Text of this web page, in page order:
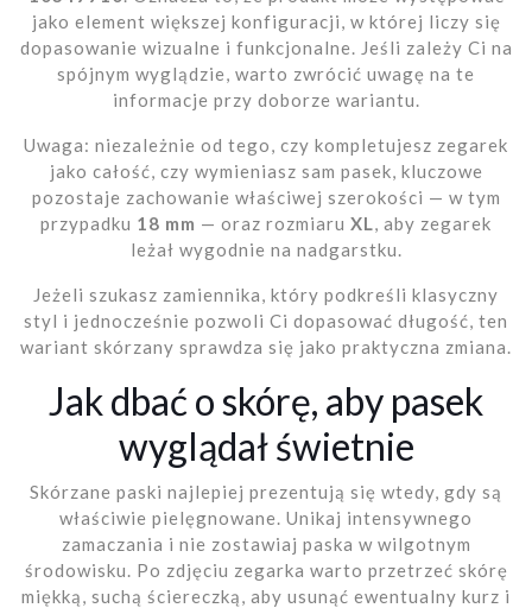
jako element większej konfiguracji, w której liczy się
dopasowanie wizualne i funkcjonalne. Jeśli zależy Ci na
spójnym wyglądzie, warto zwrócić uwagę na te
informacje przy doborze wariantu.
Uwaga: niezależnie od tego, czy kompletujesz zegarek
jako całość, czy wymieniasz sam pasek, kluczowe
pozostaje zachowanie właściwej szerokości — w tym
przypadku 18 mm — oraz rozmiaru XL, aby zegarek
leżał wygodnie na nadgarstku.
Jeżeli szukasz zamiennika, który podkreśli klasyczny
styl i jednocześnie pozwoli Ci dopasować długość, ten
wariant skórzany sprawdza się jako praktyczna zmiana.
Jak dbać o skórę, aby pasek
wyglądał świetnie
Skórzane paski najlepiej prezentują się wtedy, gdy są
właściwie pielęgnowane. Unikaj intensywnego
zamaczania i nie zostawiaj paska w wilgotnym
środowisku. Po zdjęciu zegarka warto przetrzeć skórę
miękką, suchą ściereczką, aby usunąć ewentualny kurz i